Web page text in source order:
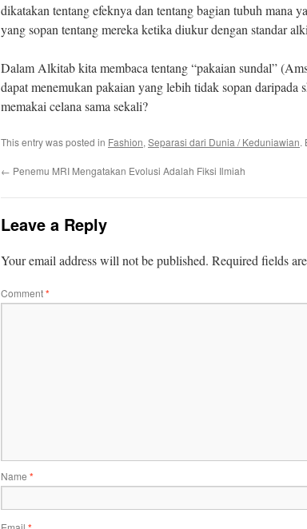
dikatakan tentang efeknya dan tentang bagian tubuh mana
yang sopan tentang mereka ketika diukur dengan standar
Dalam Alkitab kita membaca tentang “pakaian sundal”
dapat menemukan pakaian yang lebih tidak sopan
memakai celana sama sekali?
This entry was posted in Fashion, Separasi dari Dunia / Keduniawian.
← Penemu MRI Mengatakan Evolusi Adalah Fiksi Ilmiah
Leave a Reply
Your email address will not be published. Required fields
Comment*
Name *